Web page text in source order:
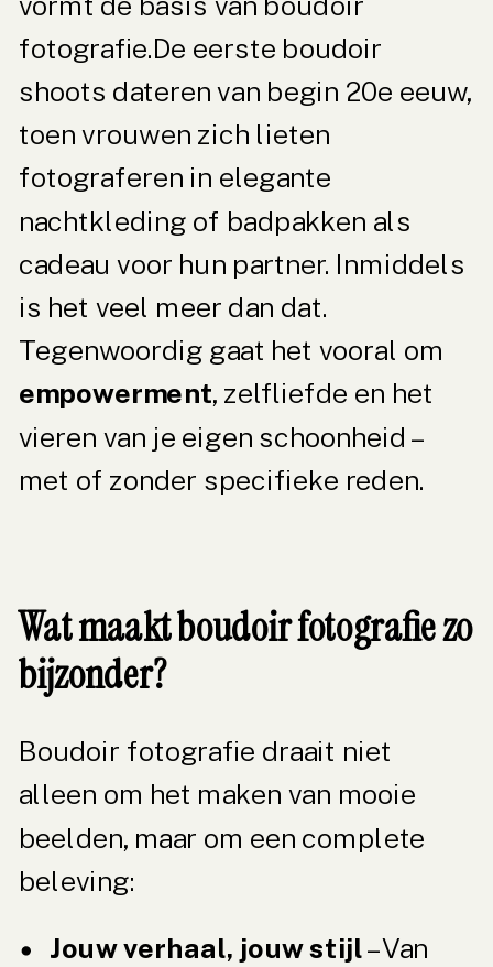
fotografie.De eerste boudoir
shoots dateren van begin 20e eeuw,
toen vrouwen zich lieten
fotograferen in elegante
nachtkleding of badpakken als
cadeau voor hun partner. Inmiddels
is het veel meer dan dat.
Tegenwoordig gaat het vooral om
empowerment, zelfliefde en het
vieren van je eigen schoonheid –
met of zonder specifieke reden.
Wat maakt boudoir fotografie zo
bijzonder?
Boudoir fotografie draait niet
alleen om het maken van mooie
beelden, maar om een complete
beleving:
Jouw verhaal, jouw stijl– Van